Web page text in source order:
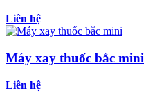
Liên hệ
Máy xay thuốc bắc mini
Liên hệ